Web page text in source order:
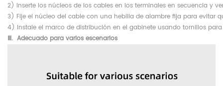
2) Inserte los núcleos de los cables en los terminales en secuencia y
3) Fije el núcleo del cable con una hebilla de alambre fija para evitar
4) Instale el marco de distribución en el gabinete usando tornillos
Ⅲ. Adecuado para varios escenarios